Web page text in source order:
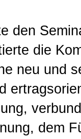
den
die
neu und
dem